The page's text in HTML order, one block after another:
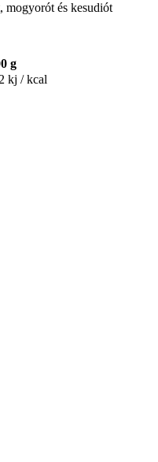
és kesudiót
g
kj / kcal